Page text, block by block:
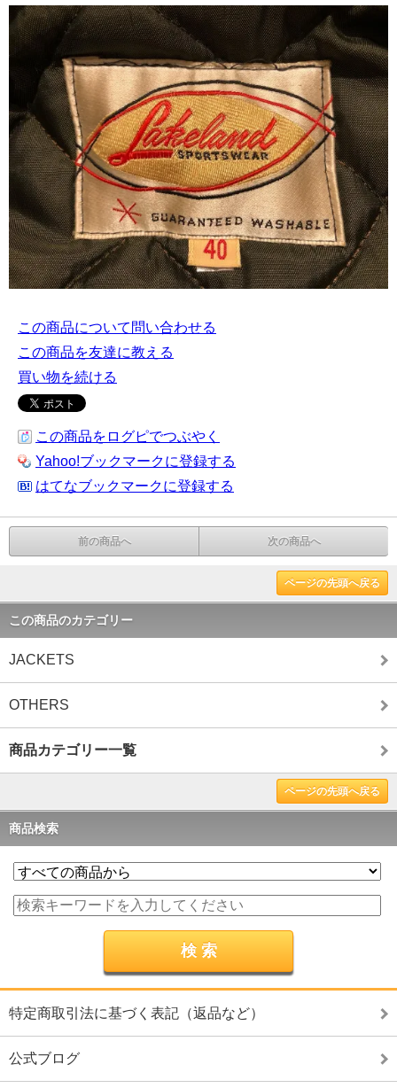
この商品について問い合わせる
この商品を友達に教える
買い物を続ける
この商品をログピでつぶやく
Yahoo!ブックマークに登録する
はてなブックマークに登録する
前の商品へ 次の商品へ
ページの先頭へ戻る
この商品のカテゴリー
JACKETS
OTHERS
商品カテゴリー一覧
ページの先頭へ戻る
商品検索
特定商取引法に基づく表記（返品など）
公式ブログ